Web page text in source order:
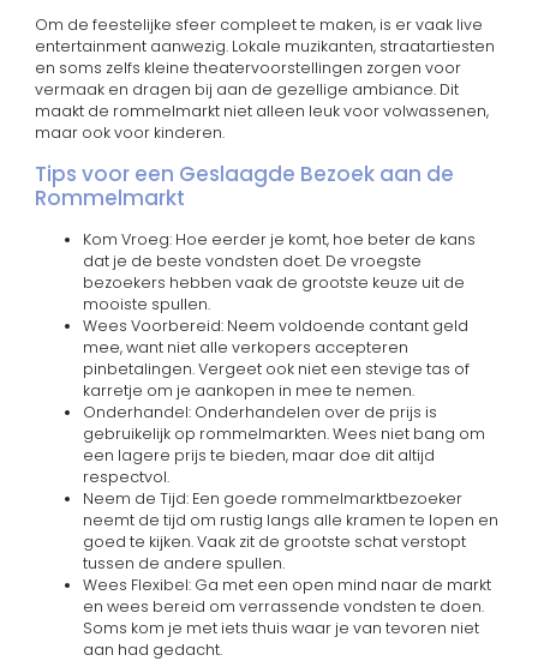
Om de feestelijke sfeer compleet te maken, is er vaak live
entertainment aanwezig. Lokale muzikanten, straatartiesten
en soms zelfs kleine theatervoorstellingen zorgen voor
vermaak en dragen bij aan de gezellige ambiance. Dit
maakt de rommelmarkt niet alleen leuk voor volwassenen,
maar ook voor kinderen.
Tips voor een Geslaagde Bezoek aan de
Rommelmarkt
Kom Vroeg: Hoe eerder je komt, hoe beter de kans
dat je de beste vondsten doet. De vroegste
bezoekers hebben vaak de grootste keuze uit de
mooiste spullen.
Wees Voorbereid: Neem voldoende contant geld
mee, want niet alle verkopers accepteren
pinbetalingen. Vergeet ook niet een stevige tas of
karretje om je aankopen in mee te nemen.
Onderhandel: Onderhandelen over de prijs is
gebruikelijk op rommelmarkten. Wees niet bang om
een lagere prijs te bieden, maar doe dit altijd
respectvol.
Neem de Tijd: Een goede rommelmarktbezoeker
neemt de tijd om rustig langs alle kramen te lopen en
goed te kijken. Vaak zit de grootste schat verstopt
tussen de andere spullen.
Wees Flexibel: Ga met een open mind naar de markt
en wees bereid om verrassende vondsten te doen.
Soms kom je met iets thuis waar je van tevoren niet
aan had gedacht.